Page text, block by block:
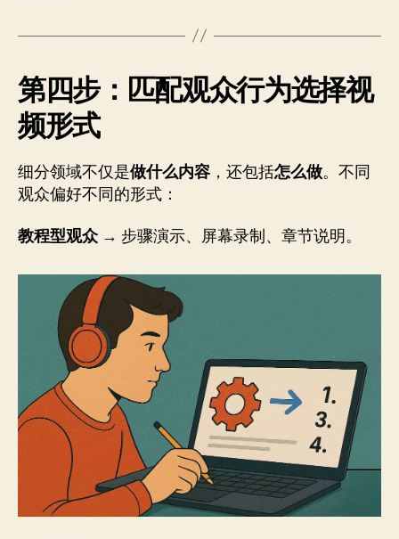
第四步：匹配观众行为选择视
频形式
细分领域不仅是做什么内容 ，还包括怎么做。不同
观众偏好不同的形式：
教程型观众→ 步骤演示、屏幕录制、章节说明。